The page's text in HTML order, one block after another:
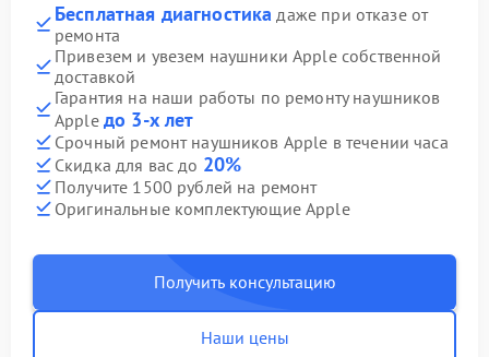
Бесплатная диагностика даже при отказе от
ремонта
Привезем и увезем наушники Apple собственной
доставкой
Гарантия на наши работы по ремонту наушников
Apple до 3-х лет
Срочный ремонт наушников Apple в течении часа
Скидка для вас до 20%
Получите 1500 рублей на ремонт
Оригинальные комплектующие Apple
Получить консультацию
Наши цены